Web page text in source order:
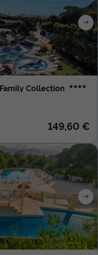
Collection ★★★★
149,60 €